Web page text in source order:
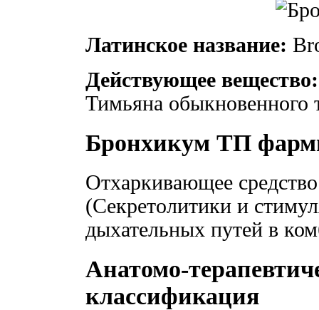
Латинское название:
Действующее вещество:
Тимьяна обыкновенного
Бронхикум ТП
Отхаркивающее
(Секретолитики и
дыхательных путей в
Анатомо-
классификация